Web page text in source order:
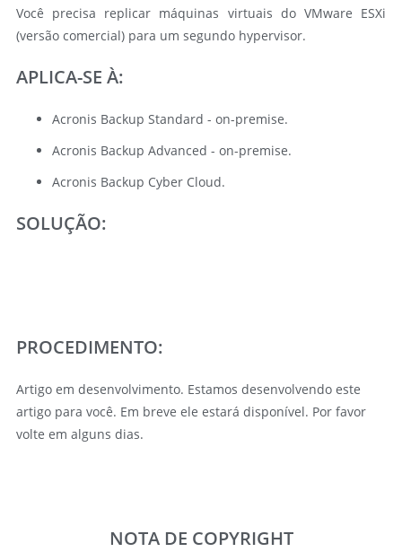
Você precisa replicar máquinas virtuais do VMware ESXi
(versão comercial) para um segundo hypervisor.
APLICA-SE À:
Acronis Backup Standard - on-premise.
Acronis Backup Advanced - on-premise.
Acronis Backup Cyber Cloud.
SOLUÇÃO:
PROCEDIMENTO:
Artigo em desenvolvimento. Estamos desenvolvendo este
artigo para você. Em breve ele estará disponível. Por favor
volte em alguns dias.
NOTA DE COPYRIGHT